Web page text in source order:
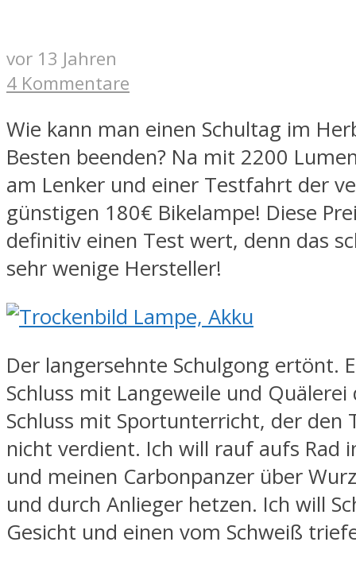
vor 13 Jahren
4 Kommentare
Wie kann man einen Schultag im
Besten beenden? Na mit 2200
am Lenker und einer Testfahrt der
günstigen 180€ Bikelampe! Diese
definitiv einen Test wert, denn das
sehr wenige Hersteller!
Der langersehnte Schulgong ertönt.
Schluss mit Langeweile und Quälerei
Schluss mit Sportunterricht, der den
nicht verdient. Ich will rauf aufs Rad
und meinen Carbonpanzer über
und durch Anlieger hetzen. Ich will
Gesicht und einen vom Schweiß